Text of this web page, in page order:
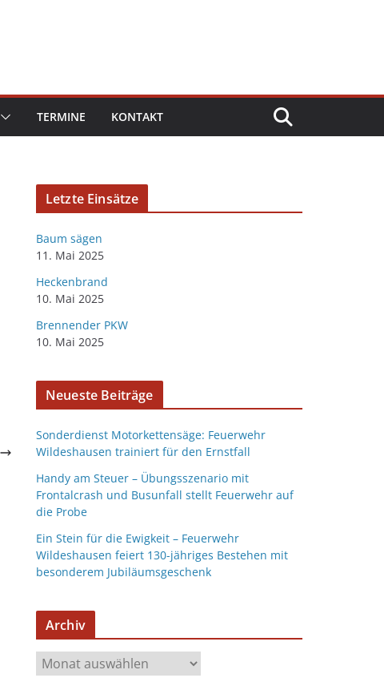
TERMINE KONTAKT
Letzte Einsätze
Baum sägen
11. Mai 2025
Heckenbrand
10. Mai 2025
Brennender PKW
10. Mai 2025
Neueste Beiträge
Sonderdienst Motorkettensäge: Feuerwehr
Wildeshausen trainiert für den Ernstfall
Handy am Steuer – Übungsszenario mit
Frontalcrash und Busunfall stellt Feuerwehr auf
die Probe
Ein Stein für die Ewigkeit – Feuerwehr
Wildeshausen feiert 130-jähriges Bestehen mit
besonderem Jubiläumsgeschenk
Archiv